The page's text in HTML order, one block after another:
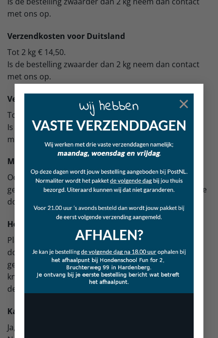
×
met ons op.
Verzendkosten voor Duitsland
Tot 2 kg € 14,50.
Is de bestelling zwaarder dan 2 kg neem dan contact
met ons op.
Verzendkosten voor Frankrijk
Tot 2 kg € 16,50.
Is de bestelling zwaarder dan 2 kg neem dan contact
met ons op.
Milieu bewust
Ook wij willen graag ons steentje bijdragen en
gebruiken daarom bij het verzenden schone gebruikte
dozen om jouw bestelling te versturen.
Hoe plaats ik een bestelling?
Plaats het product van jouw keuze in de winkelwagen
door op de “in winkelwagen” knop te klikken. Vul alle
gegevens in en doorloop de stappen. Pas als je op de
knop
“BESTELLING PLAATSEN” drukt, is de bestelling
definitief.
Kan ik een bestelling annuleren?
Ja, indien de bestelling nog niet verstuurd is.